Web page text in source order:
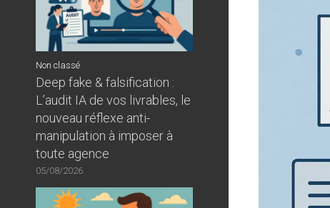
Non classé
Deep fake & falsification :
L’audit IA de vos livrables, le
nouveau réflexe anti-
manipulation à imposer à
toute agence
05/08/2026